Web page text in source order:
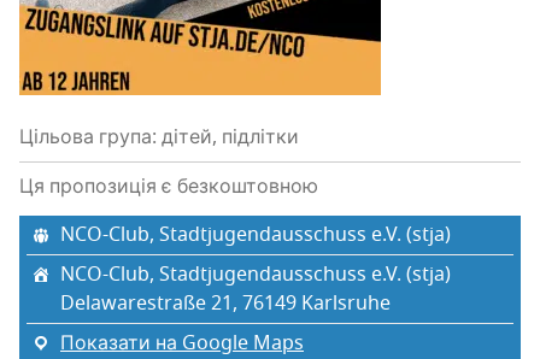
Цільова група: дітей, підлітки
Ця пропозиція є безкоштовною
NCO-Club, Stadtjugendausschuss e.V. (stja)
NCO-Club, Stadtjugendausschuss e.V. (stja)
Delawarestraße 21, 76149 Karlsruhe
Показати на Google Maps